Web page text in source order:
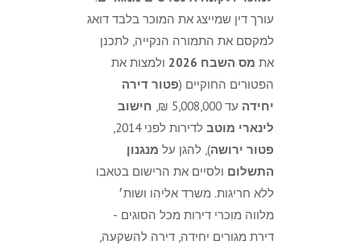
עורך דין שמייצג את המוכר בלבד דואג
למקסם את התמורה הנקייה, לתכנן
את מס השבח 2026
ולמצות את
הפטורים החוקיים (פטור דירה
יחידה עד 5,008,000 ₪,
חישוב
לינארי מוטב לדירות לפני 2014,
פטור ירושה), להגן על מנגנון
התשלום ולסיים את הרישום בטאבו
ללא חריגות. משרד אליהו ושות׳
מלווה מוכרי דירות מכל הסוגים -
דירת מגורים יחידה, דירה להשקעה,